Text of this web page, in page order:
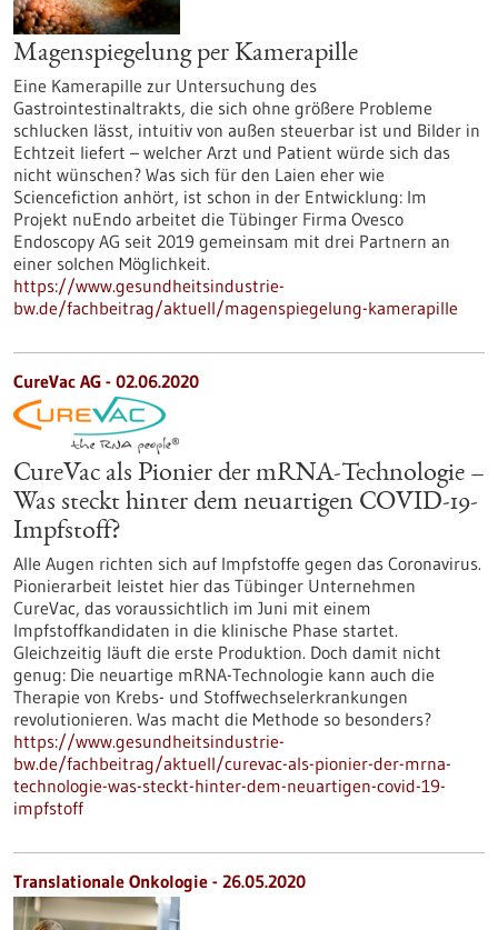
Magenspiegelung per Kamerapille
Eine Kamerapille zur Untersuchung des
Gastrointestinaltrakts, die sich ohne größere Probleme
schlucken lässt, intuitiv von außen steuerbar ist und Bilder in
Echtzeit liefert – welcher Arzt und Patient würde sich das
nicht wünschen? Was sich für den Laien eher wie
Sciencefiction anhört, ist schon in der Entwicklung: Im
Projekt nuEndo arbeitet die Tübinger Firma Ovesco
Endoscopy AG seit 2019 gemeinsam mit drei Partnern an
einer solchen Möglichkeit.
https://www.gesundheitsindustrie-
bw.de/fachbeitrag/aktuell/magenspiegelung-kamerapille
CureVac AG - 02.06.2020
CureVac als Pionier der mRNA-Technologie –
Was steckt hinter dem neuartigen COVID-19-
Impfstoff?
Alle Augen richten sich auf Impfstoffe gegen das Coronavirus.
Pionierarbeit leistet hier das Tübinger Unternehmen
CureVac, das voraussichtlich im Juni mit einem
Impfstoffkandidaten in die klinische Phase startet.
Gleichzeitig läuft die erste Produktion. Doch damit nicht
genug: Die neuartige mRNA-Technologie kann auch die
Therapie von Krebs- und Stoffwechselerkrankungen
revolutionieren. Was macht die Methode so besonders?
https://www.gesundheitsindustrie-
bw.de/fachbeitrag/aktuell/curevac-als-pionier-der-mrna-
technologie-was-steckt-hinter-dem-neuartigen-covid-19-
impfstoff
Translationale Onkologie - 26.05.2020